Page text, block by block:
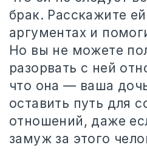
брак. Расскажите
аргументах и
Но вы не можете
разорвать с ней
что она — ваша
оставить путь для
отношений, даже
замуж за этого